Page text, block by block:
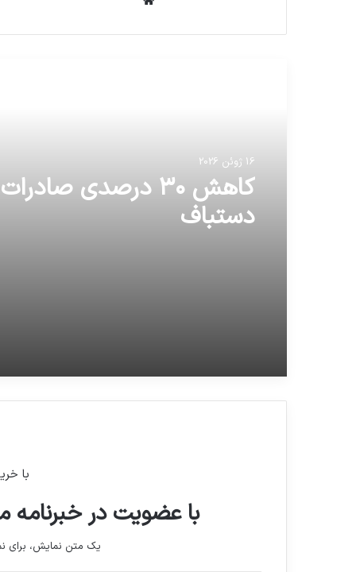
16 ژوئن 2026
کاهش ۳۰ درصدی
دستباف
16 ژوئن 2026
با
با عضویت در خبرنامه
یک متن نمایش،